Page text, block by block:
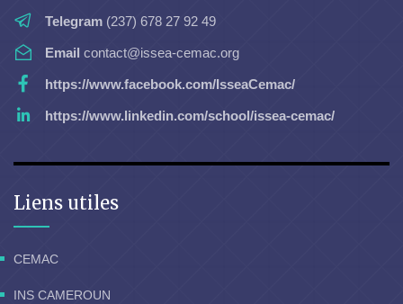
Telegram (237) 678 27 92 49
Email contact@issea-cemac.org
https://www.facebook.com/IsseaCemac/
https://www.linkedin.com/school/issea-cemac/
Liens utiles
CEMAC
INS CAMEROUN